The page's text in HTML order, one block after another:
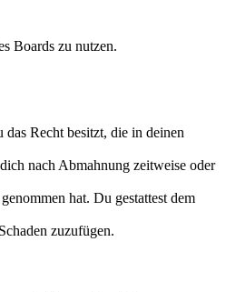
Boards zu nutzen.
das Recht besitzt, die in deinen
nach Abmahnung zeitweise oder
hat. Du gestattest dem
zuzufügen.